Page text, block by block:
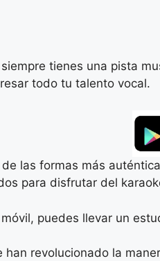
tienes una pista
todo tu talento vocal.
las formas más
para disfrutar del
puedes llevar un
han revolucionado la